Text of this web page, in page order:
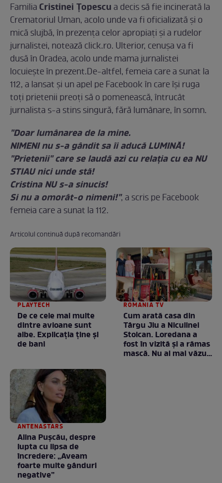
Familia Cristinei Țopescua decis să fie incinerată la
Crematoriul Uman, acolo unde va fi oficializată și o
mică slujbă, în prezența celor apropiați și a rudelor
jurnalistei, notează click.ro. Ulterior, cenușa va fi
dusă în Oradea, acolo unde mama jurnalistei
locuiește în prezent.De-altfel, femeia care a sunat la
112, a lansat și un apel pe Facebook în care își ruga
toți prietenii preoți să o pomenească, întrucât
jurnalista s-a stins singură, fără lumânare, în somn.
"Doar lumânarea de la mine.
NIMENI nu s-a gândit sa îi aducă LUMINĂ!
"Prietenii" care se laudă azi cu relația cu ea NU
STIAU nici unde stă!
Cristina NU s-a sinucis!
Si nu a omorât-o nimeni!", a scris pe Facebook
femeia care a sunat la 112.
Articolul continuă după recomandări
PLAYTECH
De ce cele mai multe
dintre avioane sunt
albe. Explicația ține și
de bani
ROMANIA TV
Cum arată casa din
Târgu Jiu a Niculinei
Stoican. Loredana a
fost în vizită și a rămas
mască. Nu ai mai văzut
ANTENASTARS
Alina Pușcău, despre
lupta cu lipsa de
încredere: „Aveam
foarte multe gânduri
negative”